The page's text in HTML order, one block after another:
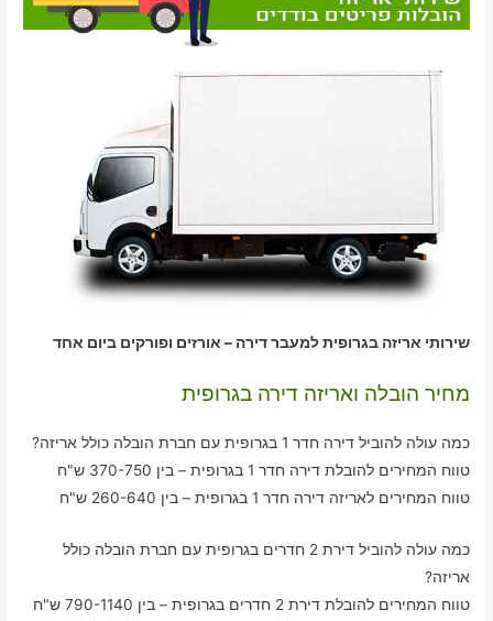
שירותי אריזה בגרופית למעבר דירה – אורזים ופורקים ביום אחד
מחיר הובלה ואריזה דירה בגרופית
כמה עולה להוביל דירה חדר 1 בגרופית עם חברת הובלה כולל אריזה?
טווח המחירים להובלת דירה חדר 1 בגרופית – בין 370-750 ש"ח
טווח המחירים לאריזה דירה חדר 1 בגרופית – בין 260-640 ש"ח
כמה עולה להוביל דירת 2 חדרים בגרופית עם חברת הובלה כולל
אריזה?
טווח המחירים להובלת דירת 2 חדרים בגרופית – בין 790-1140 ש"ח